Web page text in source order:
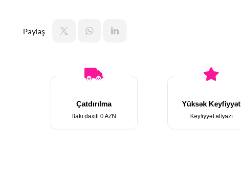
Paylaş
Çatdırılma
Bakı daxili 0 AZN
Yüksək Keyfiyyət
Keyfiyyət altyazı